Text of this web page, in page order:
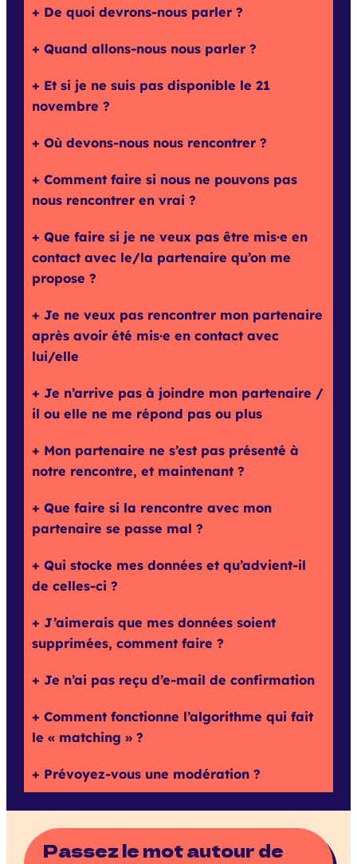
De quoi devrons-nous parler ?
Quand allons-nous nous parler ?
Et si je ne suis pas disponible le 21
novembre ?
Où devons-nous nous rencontrer ?
Comment faire si nous ne pouvons pas
nous rencontrer en vrai ?
Que faire si je ne veux pas être mis·e en
contact avec le/la partenaire qu’on me
propose ?
Je ne veux pas rencontrer mon partenaire
après avoir été mis·e en contact avec
lui/elle
Je n’arrive pas à joindre mon partenaire /
il ou elle ne me répond pas ou plus
Mon partenaire ne s’est pas présenté à
notre rencontre, et maintenant ?
Que faire si la rencontre avec mon
partenaire se passe mal ?
Qui stocke mes données et qu’advient-il
de celles-ci ?
J’aimerais que mes données soient
supprimées, comment faire ?
Je n’ai pas reçu d’e-mail de confirmation
Comment fonctionne l’algorithme qui fait
le « matching » ?
Prévoyez-vous une modération ?
Passez le mot autour de